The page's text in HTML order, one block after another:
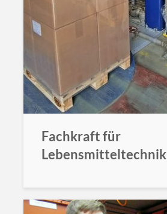
Fachkraft für
Lebensmitteltechnik